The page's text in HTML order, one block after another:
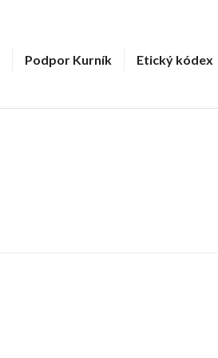
Podpor Kurník
Etický kódex